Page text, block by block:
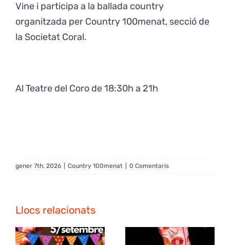
El Cafè del Coro
Vine i participa a la ballada country
organitzada per Country 100menat, secció de
la Societat Coral.
Al Teatre del Coro de 18:30h a 21h
gener 7th, 2026 Country 100menat 0 Comentaris
Llocs relacionats